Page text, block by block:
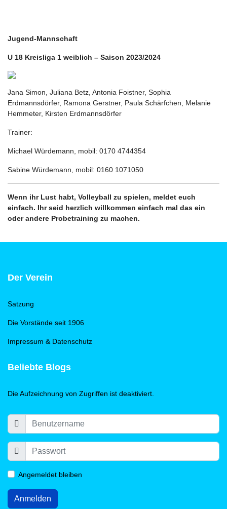
Jugend-Mannschaft
U 18 Kreisliga 1 weiblich – Saison 2023/2024
Jana Simon, Juliana Betz, Antonia Foistner, Sophia
Erdmannsdörfer, Ramona Gerstner, Paula Schärfchen, Melanie
Hemmeter, Kirsten Erdmannsdörfer
Trainer:
Michael Würdemann, mobil: 0170 4744354
Sabine Würdemann, mobil: 0160 1071050
Wenn ihr Lust habt, Volleyball zu spielen, meldet euch
einfach. Ihr seid herzlich willkommen einfach mal das ein
oder andere Probetraining zu machen.
Der Verein
Satzung
Die Vorstände seit 1906
Impressum & Datenschutz
Beliebte Blogs
Die Aufzeichnung von Zugriffen ist deaktiviert.
Angemeldet bleiben
Anmelden